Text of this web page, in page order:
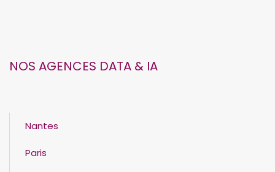
NOS AGENCES DATA & IA
Nantes
Paris